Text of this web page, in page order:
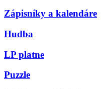
Zápisníky a kalendáre
Hudba
LP platne
Puzzle